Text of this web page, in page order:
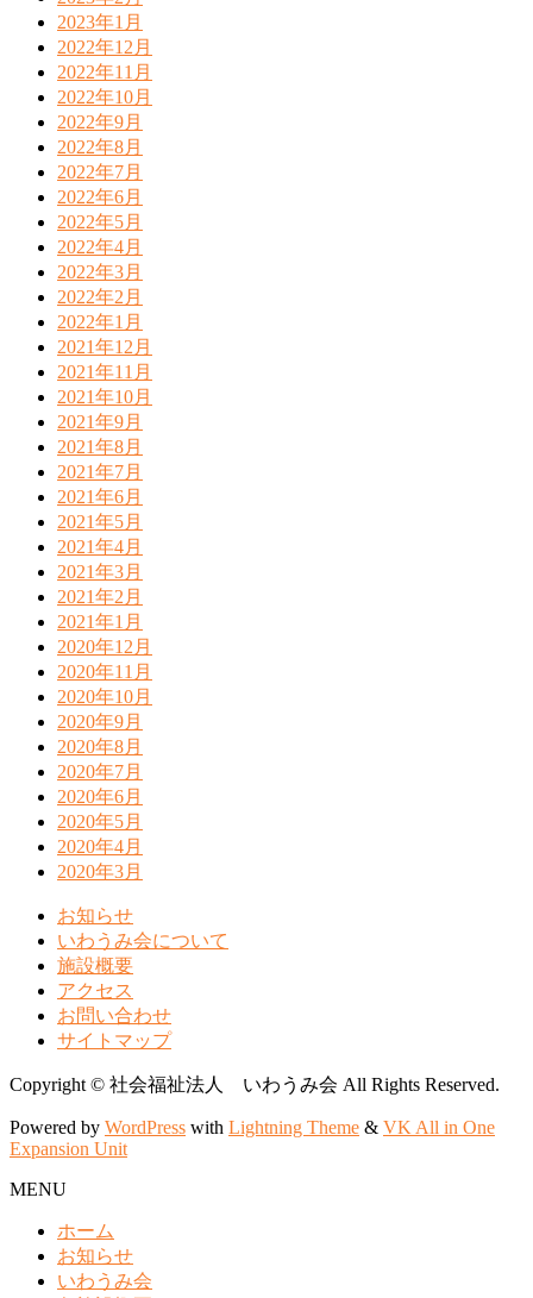
2023年1月
2022年12月
2022年11月
2022年10月
2022年9月
2022年8月
2022年7月
2022年6月
2022年5月
2022年4月
2022年3月
2022年2月
2022年1月
2021年12月
2021年11月
2021年10月
2021年9月
2021年8月
2021年7月
2021年6月
2021年5月
2021年4月
2021年3月
2021年2月
2021年1月
2020年12月
2020年11月
2020年10月
2020年9月
2020年8月
2020年7月
2020年6月
2020年5月
2020年4月
2020年3月
お知らせ
いわうみ会について
施設概要
アクセス
お問い合わせ
サイトマップ
Copyright © 社会福祉法人 いわうみ会 All Rights Reserved.
Powered by WordPress with Lightning Theme & VK All in One
Expansion Unit
MENU
ホーム
お知らせ
いわうみ会